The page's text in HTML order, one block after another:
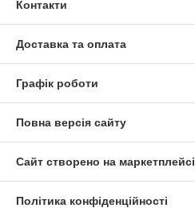
Контакти
Доставка та оплата
Графік роботи
Повна версія сайту
Сайт створено на маркетплейсі
Політика конфіденційності